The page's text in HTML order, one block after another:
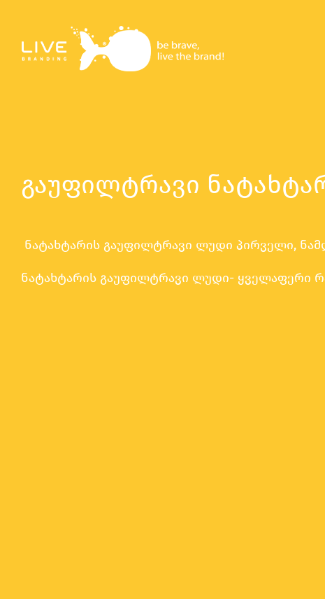
content
გაუფილტრავი
ნატახტარის გაუფილტრავი ლუდი პირველი,
ნატახტარის გაუფილტრავი ლუდი- ყველაფერი